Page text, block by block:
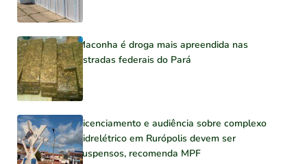
Maconha é droga mais apreendida nas
estradas federais do Pará
Licenciamento e audiência sobre complexo
hidrelétrico em Rurópolis devem ser
suspensos, recomenda MPF